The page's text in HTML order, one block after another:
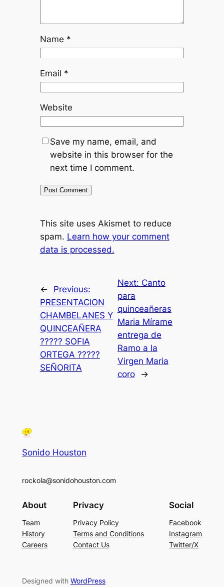
Name *
Email *
Website
Save my name, email, and
website in this browser for the
next time I comment.
This site uses Akismet to reduce
spam. Learn how your comment
data is processed.
←
Previous:
PRESENTACION
CHAMBELANES Y
QUINCEAÑERA
????? SOFIA
ORTEGA ?????
SEÑORITA
Next: Canto
para
quinceañeras
Maria Mírame
entrega de
Ramo a la
Virgen Maria
coro
→
Sonido Houston
rockola@sonidohouston.com
About
Team
History
Careers
Privacy
Privacy Policy
Terms and Conditions
Contact Us
Social
Facebook
Instagram
Twitter/X
Designed with WordPress